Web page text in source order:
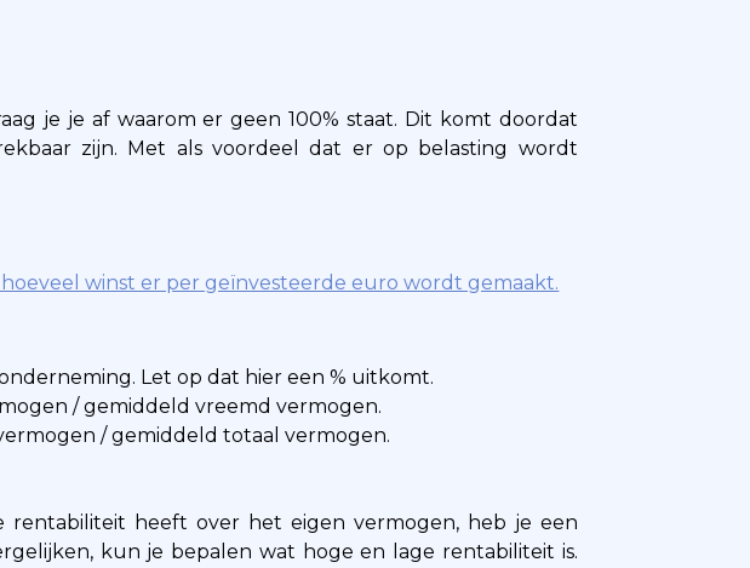
je je af waarom er geen 100% staat. Dit komt doordat
zijn. Met als voordeel dat er op belasting wordt
hoeveel winst er per geïnvesteerde euro wordt gemaakt.
Let op dat hier een % uitkomt.
/ gemiddeld vreemd vermogen.
/ gemiddeld totaal vermogen.
heeft over het eigen vermogen, heb je een
kun je bepalen wat hoge en lage rentabiliteit is.